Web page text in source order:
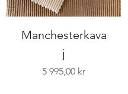
Manchesterkava
j
Pris
5 995,00 kr